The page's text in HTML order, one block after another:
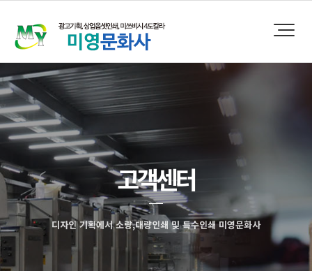
고객센터
디자인 기획에서 소량,대량인쇄 및 특수인쇄 미영문화사